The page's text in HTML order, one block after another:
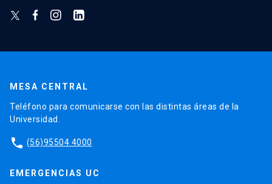
MESA CENTRAL
Teléfono para comunicarse con las distintas áreas de la
Universidad.
phone (56)95504 4000
EMERGENCIAS UC